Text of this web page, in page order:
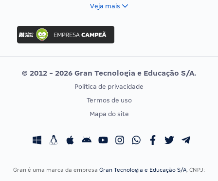
Concurso Ibama
Concurso MPU
Editais publicados
Vunesp
CONCURSOS POR PROFISSÃO
Concursos Fiscais
EXAME DE ORDEM
Calendário OAB
Veja mais
© 2012 - 2026 Gran Tecnologia e Educação S/A.
Política de privacidade
Termos de uso
Mapa do site
Gran é uma marca da empresa Gran Tecnologia e Educação S/A, CNPJ: